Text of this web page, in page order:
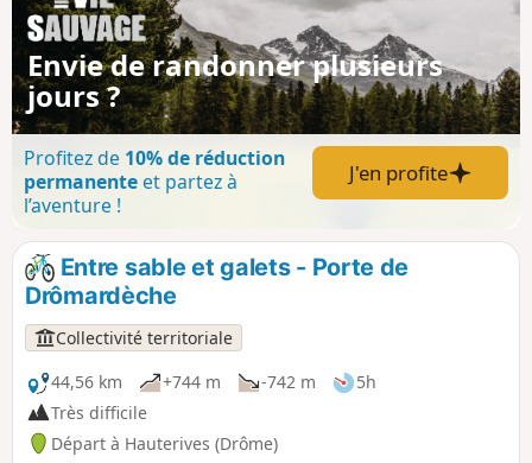
Envie de randonner plusieurs
jours ?
Profitez de 10% de réduction
permanenteet partez à
l’aventure !
J'en profite
Entre sable et galets - Porte de
Drômardèche
Collectivité territoriale
44,56 km
+744 m -742 m
5h
Très difficile
Départ à Hauterives (Drôme)